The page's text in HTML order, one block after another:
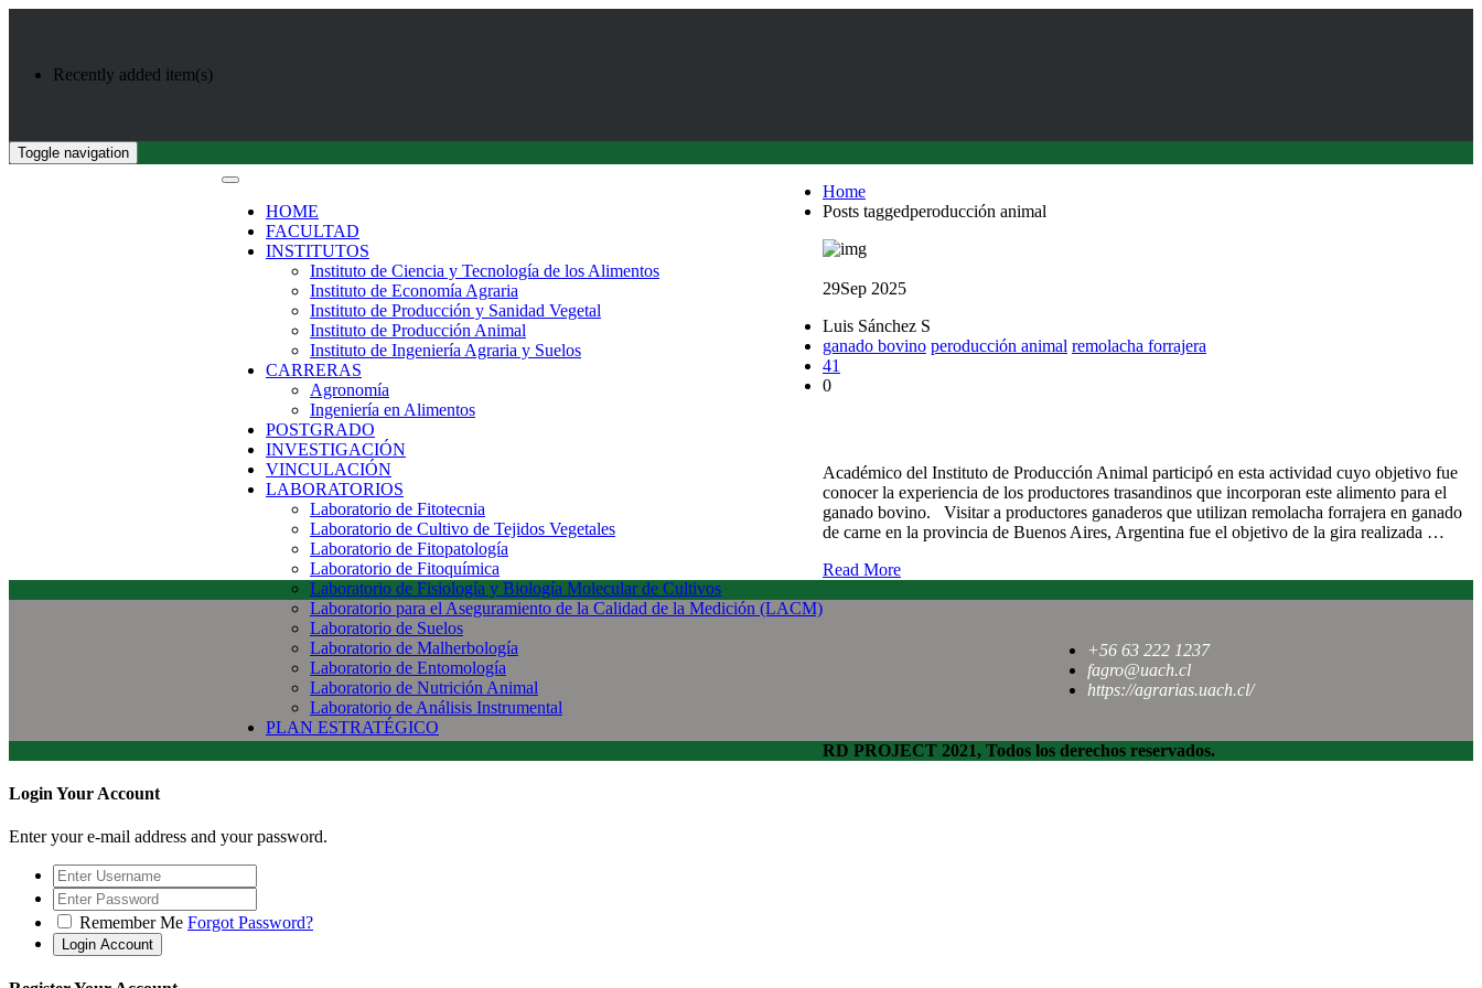
Recently added item(s)
Toggle navigation
HOME
FACULTAD
INSTITUTOS
Instituto de Ciencia y Tecnología de los Alimentos
Instituto de Economía Agraria
Instituto de Producción y Sanidad Vegetal
Instituto de Producción Animal
Instituto de Ingeniería Agraria y Suelos
CARRERAS
Agronomía
Ingeniería en Alimentos
POSTGRADO
INVESTIGACIÓN
VINCULACIÓN
LABORATORIOS
Laboratorio de Fitotecnia
Laboratorio de Cultivo de Tejidos Vegetales
Laboratorio de Fitopatología
Laboratorio de Fitoquímica
Laboratorio de Fisiología y Biología Molecular de Cultivos
Laboratorio para el Aseguramiento de la Calidad de la Medición (LACM)
Laboratorio de Suelos
Laboratorio de Malherbología
Laboratorio de Entomología
Laboratorio de Nutrición Animal
Laboratorio de Análisis Instrumental
PLAN ESTRATÉGICO
Home
Posts taggedperoducción animal
29Sep 2025
Luis Sánchez S
ganado bovino peroducción animal remolacha forrajera
41
0
Académico del Instituto de Producción Animal participó en esta actividad cuyo objetivo fue
conocer la experiencia de los productores trasandinos que incorporan este alimento para el
ganado bovino. Visitar a productores ganaderos que utilizan remolacha forrajera en ganado
de carne en la provincia de Buenos Aires, Argentina fue el objetivo de la gira realizada …
Read More
+56 63 222 1237
fagro@uach.cl
https://agrarias.uach.cl/
RD PROJECT 2021, Todos los derechos reservados.
Login Your Account
Enter your e-mail address and your password.
Remember Me Forgot Password?